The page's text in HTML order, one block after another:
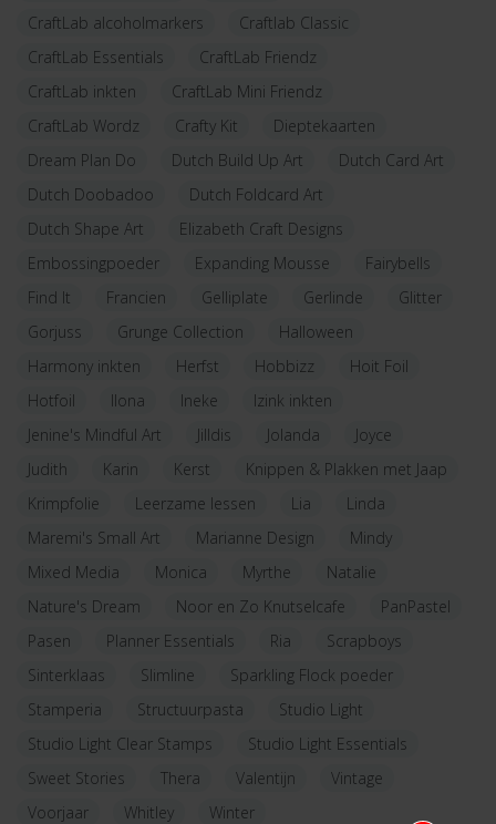
CraftLab alcoholmarkers
Craftlab Classic
CraftLab Essentials
CraftLab Friendz
CraftLab inkten
CraftLab Mini Friendz
CraftLab Wordz
Crafty Kit
Dieptekaarten
Dream Plan Do
Dutch Build Up Art
Dutch Card Art
Dutch Doobadoo
Dutch Foldcard Art
Dutch Shape Art
Elizabeth Craft Designs
Embossingpoeder
Expanding Mousse
Fairybells
Find It
Francien Gelliplate Gerlinde
Glitter
Gorjuss
Grunge Collection
Halloween
Harmony inkten
Herfst Hobbizz
Hoit Foil
Hotfoil
Ilona Ineke
Izink inkten
Jenine's Mindful Art
Jilldis Jolanda
Joyce
Judith
Karin Kerst
Knippen & Plakken met Jaap
Krimpfolie
Leerzame lessen Lia
Linda
Maremi's Small Art
Marianne Design
Mindy
Mixed Media
Monica Myrthe
Natalie
Nature's Dream
Noor en Zo Knutselcafe
PanPastel
Pasen
Planner Essentials Ria
Scrapboys
Sinterklaas
Slimline
Sparkling Flock poeder
Stamperia
Structuurpasta
Studio Light
Studio Light Clear Stamps
Studio Light Essentials
Sweet Stories
Thera Valentijn
Vintage
Voorjaar
Whitley Winter